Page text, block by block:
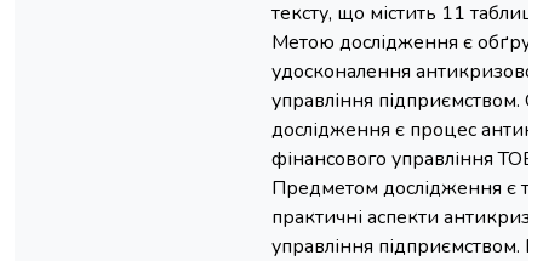
тексту, щo містить 11
Метою дослідження є
удосконалення
управління підприємством.
дослідження є процес
фінансового управління
Предметом дослідження є
практичні аспекти
управління підприємством. В